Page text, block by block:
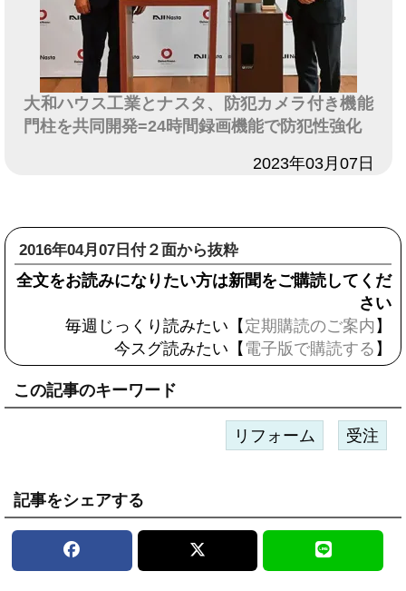
大和ハウス工業とナスタ、防犯カメラ付き機能
門柱を共同開発=24時間録画機能で防犯性強化
2023年03月07日
2016年04月07日付２面から抜粋
全文をお読みになりたい方は新聞をご購読してくだ
さい
毎週じっくり読みたい【 定期購読のご案内 】
今スグ読みたい【 電子版で購読する 】
この記事のキーワード
リフォーム 受注
記事をシェアする